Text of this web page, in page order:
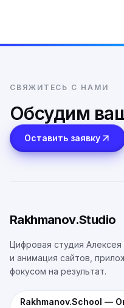
СВЯЖИТЕСЬ С НАМИ
Обсудим
Оставить заявку
Rakhmanov.Studio
Цифровая студия
и анимация сайтов,
фокусом на результат.
Rakhmanov.School —